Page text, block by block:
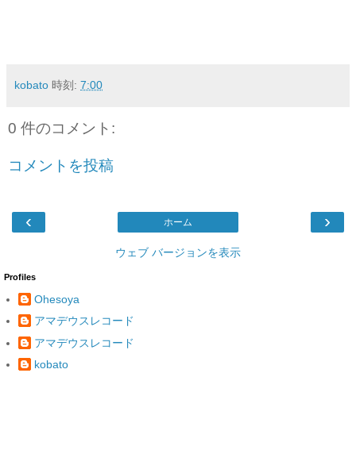
kobato 時刻: 7:00
0 件のコメント:
コメントを投稿
‹ ›
ホーム
ウェブ バージョンを表示
Profiles
Ohesoya
アマデウスレコード
アマデウスレコード
kobato